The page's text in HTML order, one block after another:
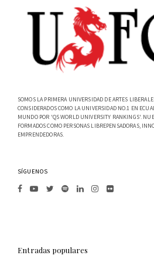
SOMOS LA PRIMERA UNIVERSIDAD DE ARTES
CONSIDERADOS COMO LA UNIVERSIDAD NO.1 EN
MUNDO POR 'QS WORLD UNIVERSITY RANKINGS'.
FORMADOS COMO PERSONAS LIBREPENSADORAS,
EMPRENDEDORAS.
SÍGUENOS
Entradas populares